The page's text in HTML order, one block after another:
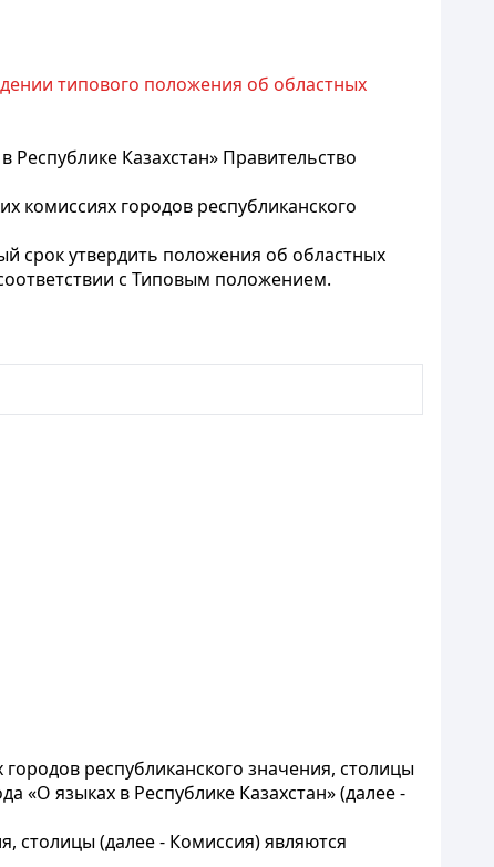
типового положения об областных
Республике Казахстан» Правительство
комиссиях городов республиканского
срок утвердить положения об областных
с Типовым положением.
республиканского значения, столицы
«О языках в Республике Казахстан» (далее -
столицы (далее - Комиссия) являются